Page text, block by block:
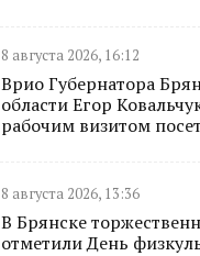
8 августа 2026, 16:12
Врио Губернатора
области Егор
рабочим визитом
8 августа 2026, 13:36
В Брянске
отметили День